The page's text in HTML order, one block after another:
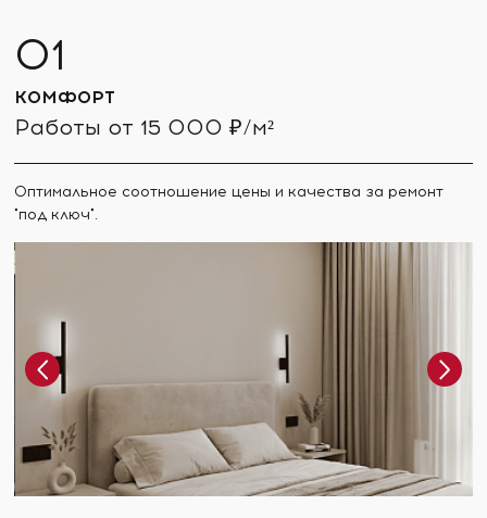
КОМФОРТ
Работы от 15 000 ₽/м²
Оптимальное соотношение цены и качества за ремонт
"под ключ".